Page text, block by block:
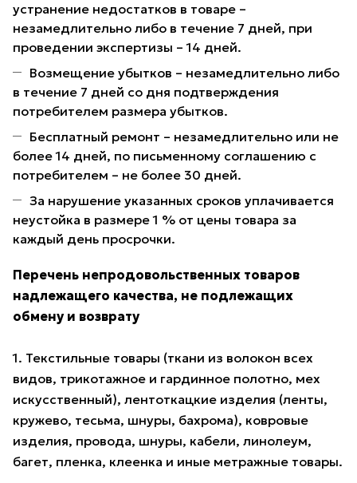
устранение недостатков в товаре –
незамедлительно либо в течение 7 дней, при
проведении экспертизы – 14 дней.
Возмещение убытков – незамедлительно либо
в течение 7 дней со дня подтверждения
потребителем размера убытков.
Бесплатный ремонт – незамедлительно или не
более 14 дней, по письменному соглашению с
потребителем – не более 30 дней.
За нарушение указанных сроков уплачивается
неустойка в размере 1 % от цены товара за
каждый день просрочки.
Перечень непродовольственных товаров
надлежащего качества, не подлежащих
обмену и возврату
1. Текстильные товары (ткани из волокон всех
видов, трикотажное и гардинное полотно, мех
искусственный), лентоткацкие изделия (ленты,
кружево, тесьма, шнуры, бахрома), ковровые
изделия, провода, шнуры, кабели, линолеум,
багет, пленка, клеенка и иные метражные товары.